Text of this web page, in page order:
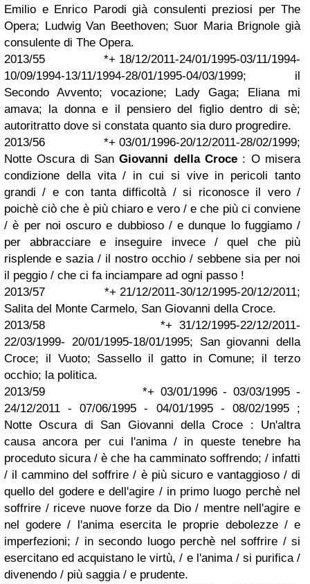
Emilio e Enrico Parodi già consulenti preziosi per The
Opera; Ludwig Van Beethoven; Suor Maria Brignole già
consulente di The Opera.
2013/55 *+ 18/12/2011-24/01/1995-03/11/1994-
10/09/1994-13/11/1994-28/01/1995-04/03/1999; il
Secondo Avvento; vocazione; Lady Gaga; Eliana mi
amava; la donna e il pensiero del figlio dentro di sè;
autoritratto dove si constata quanto sia duro progredire.
2013/56 *+ 03/01/1996-20/12/2011-28/02/1999;
Notte Oscura di SanGiovanni della Croce : O misera
condizione della vita / in cui si vive in pericoli tanto
grandi / e con tanta difficoltà / si riconosce il vero /
poichè ciò che è più chiaro e vero / e che più ci conviene
/ è per noi oscuro e dubbioso / e dunque lo fuggiamo /
per abbracciare e inseguire invece / quel che più
risplende e sazia / il nostro occhio / sebbene sia per noi
il peggio / che ci fa inciampare ad ogni passo !
2013/57 *+ 21/12/2011-30/12/1995-20/12/2011;
Salita del Monte Carmelo, San Giovanni della Croce.
2013/58 *+ 31/12/1995-22/12/2011-
22/03/1999- 20/01/1995-18/01/1995; San giovanni della
Croce; il Vuoto; Sassello il gatto in Comune; il terzo
occhio; la politica.
2013/59 *+ 03/01/1996 - 03/03/1995 -
24/12/2011 - 07/06/1995 - 04/01/1995 - 08/02/1995 ;
Notte Oscura di San Giovanni della Croce : Un'altra
causa ancora per cui l'anima / in queste tenebre ha
proceduto sicura / è che ha camminato soffrendo; / infatti
/ il cammino del soffrire / è più sicuro e vantaggioso / di
quello del godere e dell'agire / in primo luogo perchè nel
soffrire / riceve nuove forze da Dio / mentre nell'agire e
nel godere / l'anima esercita le proprie debolezze / e
imperfezioni; / in secondo luogo perchè nel soffrire / si
esercitano ed acquistano le virtù, / e l'anima / si purifica /
divenendo / più saggia / e prudente.